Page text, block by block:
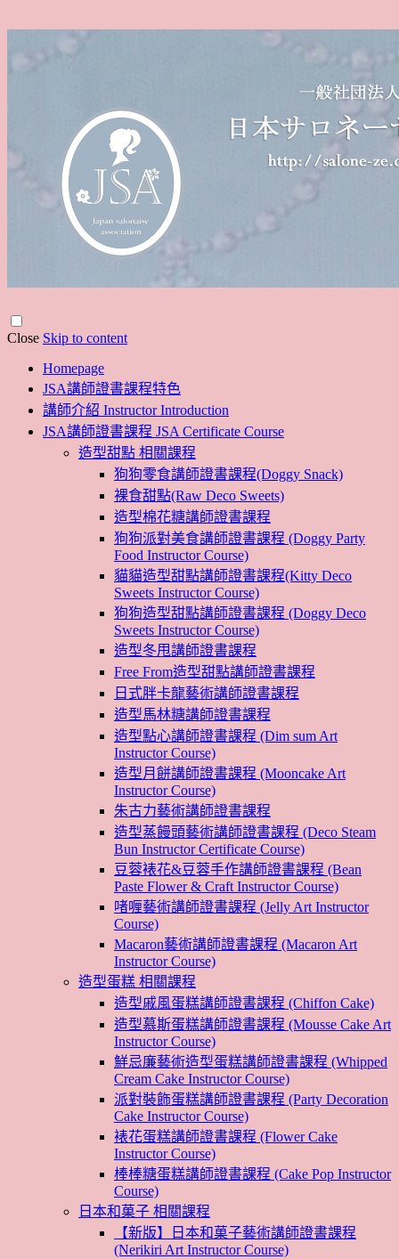
Close Skip to content
Homepage
JSA講師證書課程特色
講師介紹 Instructor Introduction
JSA講師證書課程 JSA Certificate Course
造型甜點 相關課程
狗狗零食講師證書課程(Doggy Snack)
裸食甜點(Raw Deco Sweets)
造型棉花糖講師證書課程
狗狗派對美食講師證書課程 (Doggy Party
Food Instructor Course)
貓貓造型甜點講師證書課程(Kitty Deco
Sweets Instructor Course)
狗狗造型甜點講師證書課程 (Doggy Deco
Sweets Instructor Course)
造型冬甩講師證書課程
Free From造型甜點講師證書課程
日式胖卡龍藝術講師證書課程
造型馬林糖講師證書課程
造型點心講師證書課程 (Dim sum Art
Instructor Course)
造型月餅講師證書課程 (Mooncake Art
Instructor Course)
朱古力藝術講師證書課程
造型蒸饅頭藝術講師證書課程 (Deco Steam
Bun Instructor Certificate Course)
豆蓉裱花&豆蓉手作講師證書課程 (Bean
Paste Flower & Craft Instructor Course)
啫喱藝術講師證書課程 (Jelly Art Instructor
Course)
Macaron藝術講師證書課程 (Macaron Art
Instructor Course)
造型蛋糕 相關課程
造型戚風蛋糕講師證書課程 (Chiffon Cake)
造型慕斯蛋糕講師證書課程 (Mousse Cake Art
Instructor Course)
鮮忌廉藝術造型蛋糕講師證書課程 (Whipped
Cream Cake Instructor Course)
派對裝飾蛋糕講師證書課程 (Party Decoration
Cake Instructor Course)
裱花蛋糕講師證書課程 (Flower Cake
Instructor Course)
棒棒糖蛋糕講師證書課程 (Cake Pop Instructor
Course)
日本和菓子 相關課程
【新版】日本和菓子藝術講師證書課程
(Nerikiri Art Instructor Course)